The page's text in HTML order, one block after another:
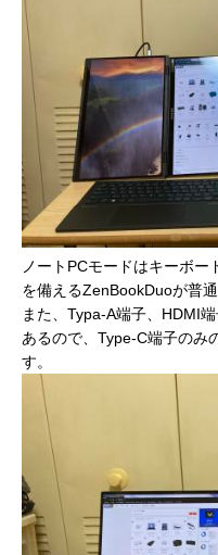
ノートPCモードはキーボ
を備えるZenBookDuoが普
また、Typa-A端子、HDMI
あるので、Type-C端子のみ
す。